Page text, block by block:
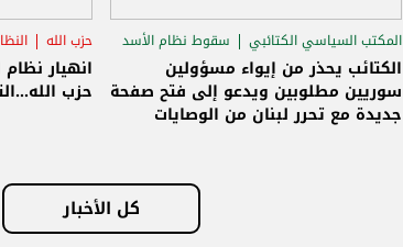
المكتب السياسي الكتائبي
سقوط نظام الأسد
الاستحقاق الرئاسي
الكتائب يحذر من إيواء مسؤولين
سوريين مطلوبين ويدعو إلى فتح صفحة
جديدة مع تحرر لبنان من الوصايات
حزب الله
انهيار
حزب
كل الأخبار